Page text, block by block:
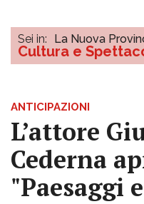
Sei in: La Nuova
Cultura e
ANTICIPAZIONI
L’attore
Cederna
"Paesaggi